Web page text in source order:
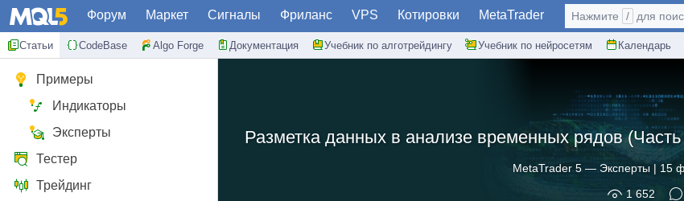
Форум Маркет Сигналы Фриланс VPS Котировки MetaTrader
Статьи CodeBase Algo Forge Документация Учебник по алготрейдингу Учебник по нейросетям Календарь
Нажмите / для
Примеры
Индикаторы
Эксперты
Тестер
Трейдинг
Разметка данных в анализе временных рядов
MetaTrader 5— Эксперты| 15
1 652